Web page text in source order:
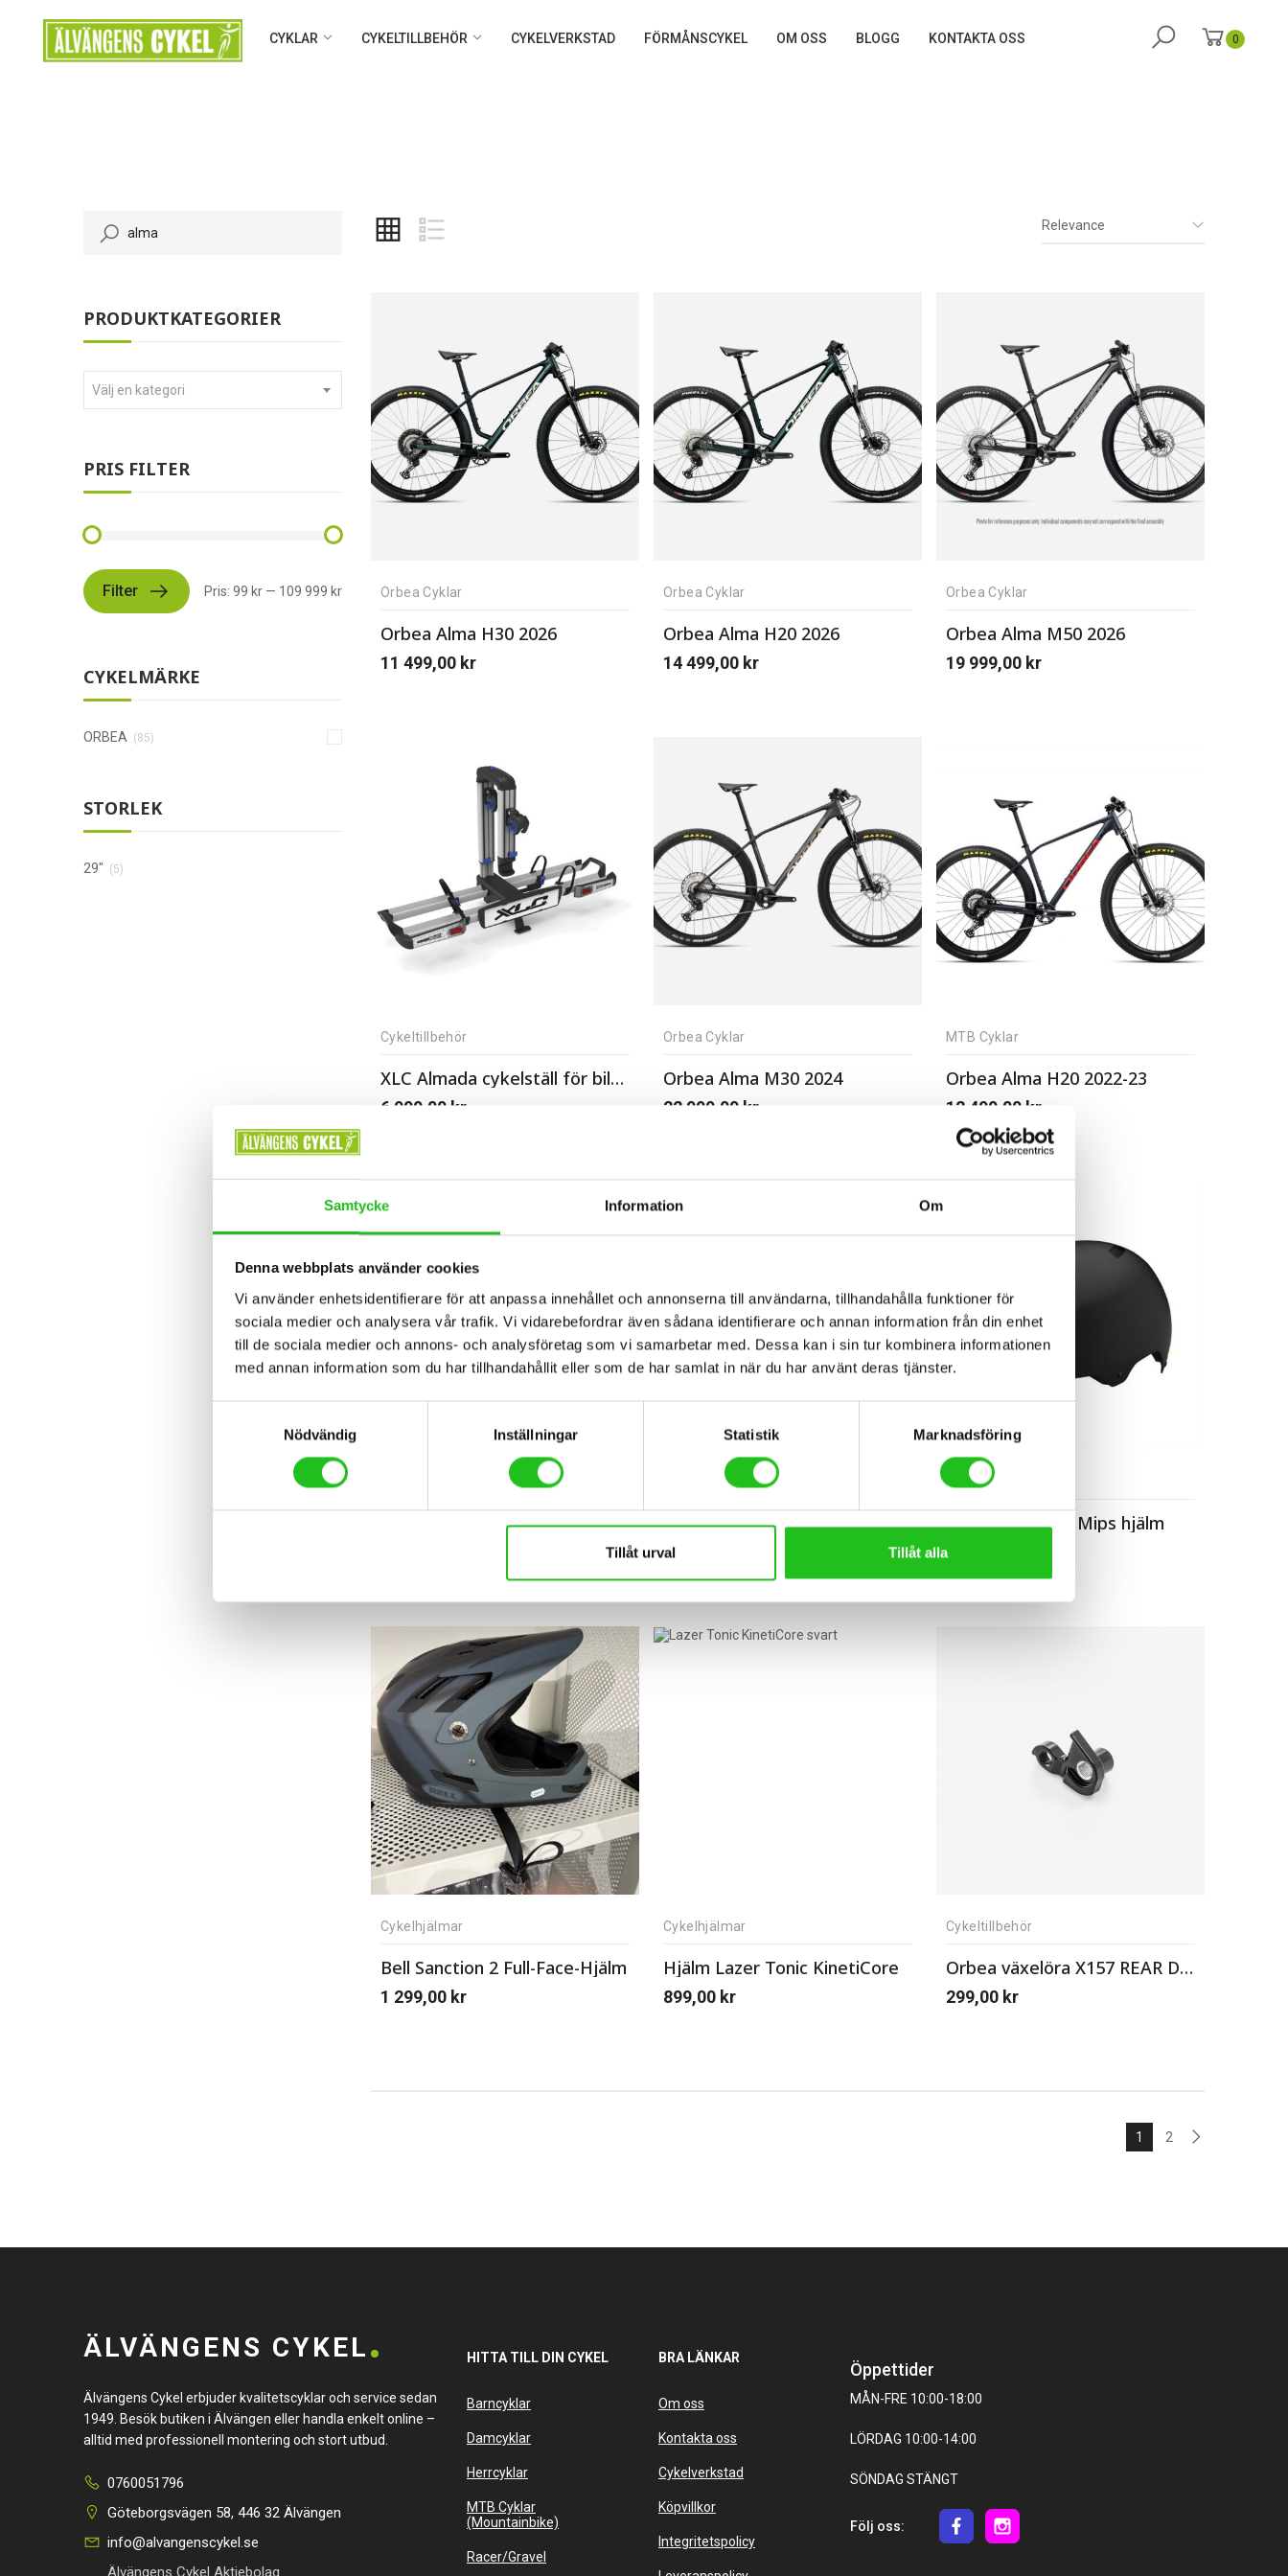
Samtycke Information Om
Denna webbplats använder cookies
Vi använder enhetsidentifierare för att anpassa innehållet och annonserna till användarna, tillhandahålla funktioner för
sociala medier och analysera vår trafik. Vi vidarebefordrar även sådana identifierare och annan information från din enhet
till de sociala medier och annons- och analysföretag som vi samarbetar med. Dessa kan i sin tur kombinera informationen
med annan information som du har tillhandahållit eller som de har samlat in när du har använt deras tjänster.
Nödvändig
Inställningar Statistik Marknadsföring
Tillåt urval Tillåt alla
CYKLAR CYKELTILLBEHÖR CYKELVERKSTAD FÖRMÅNSCYKEL OM OSS BLOGG KONTAKTA OSS 0
PRODUKTKATEGORIER
Välj en kategori
PRIS FILTER
Filter Pris: 99 kr — 109 999 kr
CYKELMÄRKE
ORBEA (85)
STORLEK
29" (5)
Relevance
Orbea Cyklar
Orbea Alma H30 2026
11 499,00 kr
Orbea Cyklar
Orbea Alma H20 2026
14 499,00 kr
Orbea Cyklar
Orbea Alma M50 2026
19 999,00 kr
Cykeltillbehör
XLC Almada cykelställ för bilen
6 999,00 kr
Orbea Cyklar
Orbea Alma M30 2024
22 999,00 kr
MTB Cyklar
Orbea Alma H20 2022-23
12 499,00 kr
Giro Eclipse hjälm
Cykeltillbehör
Lazer Rechargeable LED hjälmlampa
359,00
Cykeltillbehör
Giro Quarter FS Mips hjälm
899,00
Cykelhjälmar
Bell Sanction 2 Full-Face-Hjälm
1 299,00 kr
Cykelhjälmar
Hjälm Lazer Tonic KinetiCore
899,00 kr
Cykeltillbehör
Orbea växelöra X157 REAR DERAILLEUR HANGER Nº41 X12 MTB STD
299,00 kr
1 2
ÄLVÄNGENS CYKEL
Älvängens Cykel erbjuder kvalitetscyklar och service sedan
1949. Besök butiken i Älvängen eller handla enkelt online –
alltid med professionell montering och stort utbud.
0760051796
Göteborgsvägen 58, 446 32 Älvängen
info@alvangenscykel.se
Älvängens Cykel Aktiebolag
HITTA TILL DIN CYKEL
Barncyklar
Damcyklar
Herrcyklar
MTB Cyklar
(Mountainbike)
Racer/Gravel
BRA LÄNKAR
Om oss
Kontakta oss
Cykelverkstad
Köpvillkor
Integritetspolicy
Öppettider
MÅN-FRE 10:00-18:00
LÖRDAG 10:00-14:00
SÖNDAG STÄNGT
Följ oss: